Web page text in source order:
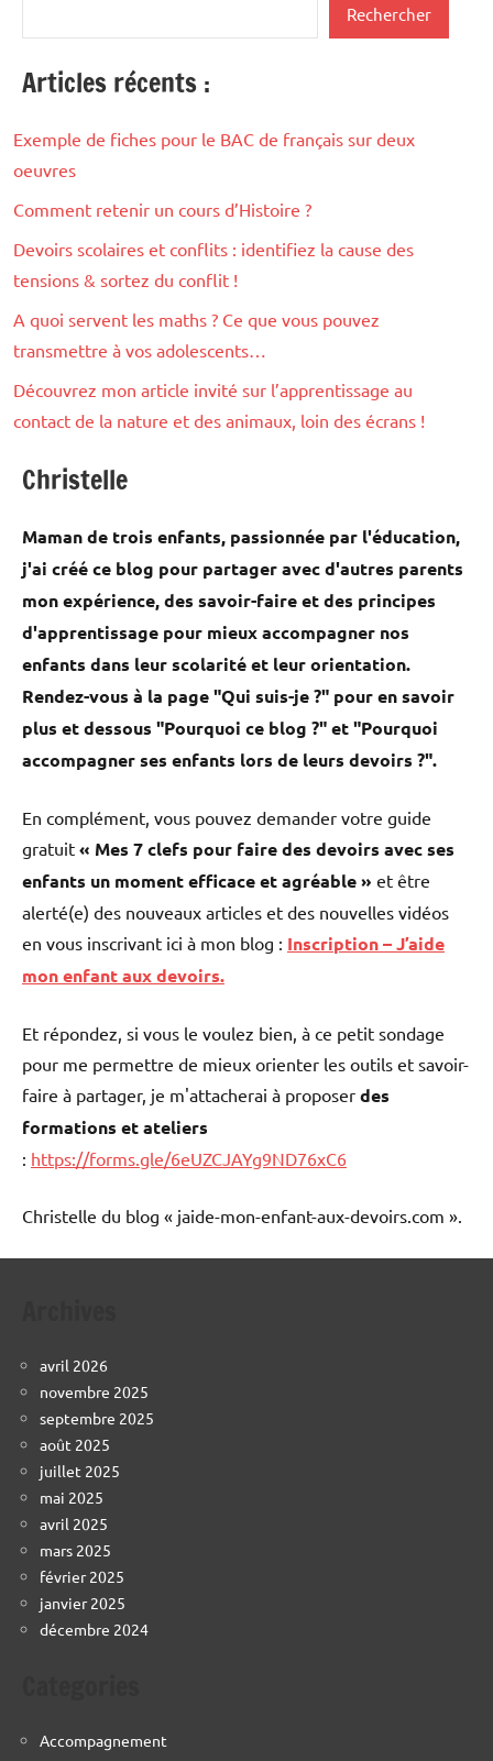
Rechercher
Articles récents :
Exemple de fiches pour le BAC de français sur deux
oeuvres
Comment retenir un cours d’Histoire ?
Devoirs scolaires et conflits : identifiez la cause des
tensions & sortez du conflit !
A quoi servent les maths ? Ce que vous pouvez
transmettre à vos adolescents…
Découvrez mon article invité sur l’apprentissage au
contact de la nature et des animaux, loin des écrans !
Christelle
Maman de trois enfants, passionnée par l'éducation,
j'ai créé ce blog pour partager avec d'autres parents
mon expérience, des savoir-faire et des principes
d'apprentissage pour mieux accompagner nos
enfants dans leur scolarité et leur orientation.
Rendez-vous à la page "Qui suis-je ?" pour en savoir
plus et dessous "Pourquoi ce blog ?" et "Pourquoi
accompagner ses enfants lors de leurs devoirs ?".
En complément, vous pouvez demander votre guide
gratuit « Mes 7 clefs pour faire des devoirs avec ses
enfants un moment efficace et agréable » et être
alerté(e) des nouveaux articles et des nouvelles vidéos
en vous inscrivant ici à mon blog : Inscription – J’aide
mon enfant aux devoirs.
Et répondez, si vous le voulez bien, à ce petit sondage
pour me permettre de mieux orienter les outils et savoir-
faire à partager, je m'attacherai à proposer des
formations et ateliers
: https://forms.gle/6eUZCJAYg9ND76xC6
Christelle du blog « jaide-mon-enfant-aux-devoirs.com ».
avril 2026
novembre 2025
septembre 2025
août 2025
juillet 2025
mai 2025
avril 2025
mars 2025
février 2025
janvier 2025
décembre 2024
Accompagnement